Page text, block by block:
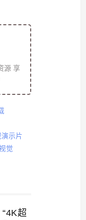
源 享
示片
觉
超